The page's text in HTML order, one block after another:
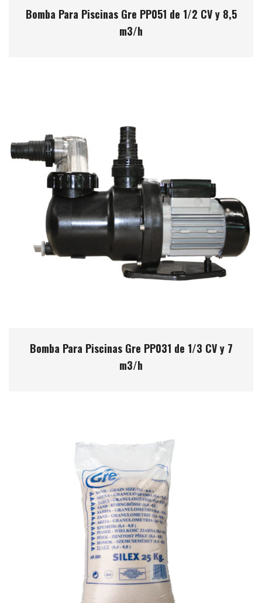
Bomba Para Piscinas Gre PP051 de 1/2 CV y 8,5
m3/h
Bomba Para Piscinas Gre PP031 de 1/3 CV y 7
m3/h